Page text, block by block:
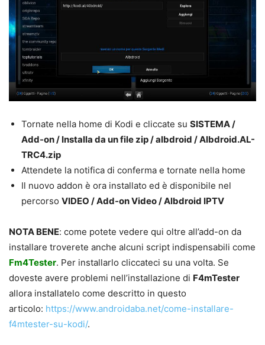
Tornate nella home di Kodi e cliccate su SISTEMA /
Add-on / Installa da un file zip / albdroid / Albdroid.AL-
TRC4.zip
Attendete la notifica di conferma e tornate nella home
Il nuovo addon è ora installato ed è disponibile nel
percorso VIDEO / Add-on Video / Albdroid IPTV
NOTA BENE: come potete vedere qui oltre all’add-on da
installare troverete anche alcuni script indispensabili come
Fm4Tester. Per installarlo cliccateci su una volta. Se
doveste avere problemi nell’installazione di F4mTester
allora installatelo come descritto in questo
articolo: https://www.androidaba.net/come-installare-
f4mtester-su-kodi/.